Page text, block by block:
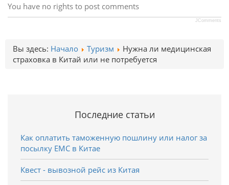
You have no rights to post comments
JComments
Вы здесь: Начало Туризм
Нужна ли медицинская
страховка в Китай или не потребуется
Последние статьи
Как оплатить таможенную пошлину или налог за
посылку EMC в Китае
Квест - вывозной рейс из Китая